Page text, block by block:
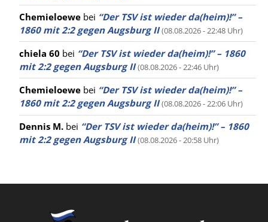
Chemieloewe bei “Der TSV ist wieder da(heim)!” –
1860 mit 2:2 gegen Augsburg II (08.08.2026 - 22:48 Uhr)
chiela 60 bei “Der TSV ist wieder da(heim)!” – 1860
mit 2:2 gegen Augsburg II (08.08.2026 - 22:46 Uhr)
Chemieloewe bei “Der TSV ist wieder da(heim)!” –
1860 mit 2:2 gegen Augsburg II (08.08.2026 - 22:06 Uhr)
Dennis M. bei “Der TSV ist wieder da(heim)!” – 1860
mit 2:2 gegen Augsburg II (08.08.2026 - 20:58 Uhr)